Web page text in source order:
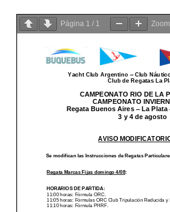
Página 1 / 1 Zoom